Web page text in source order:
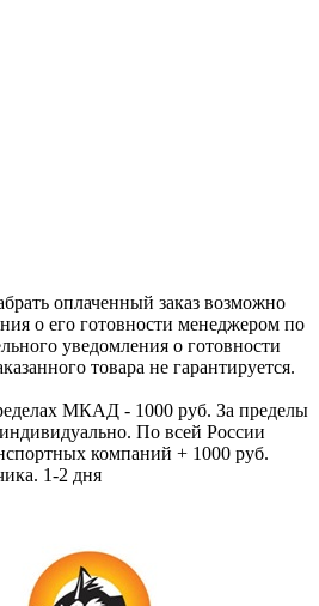
оплаченный заказ возможно
о его готовности менеджером по
уведомления о готовности
товара не гарантируется.
МКАД - 1000 руб. За пределы
По всей России
компаний + 1000 руб.
1-2 дня